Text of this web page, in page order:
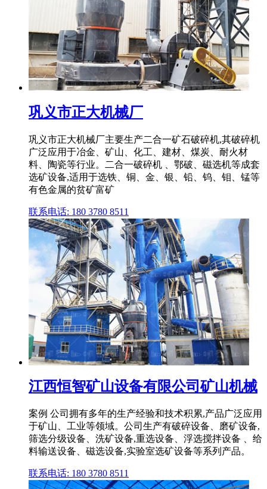
巩义市正大机械厂
巩义市正大机械厂主要生产二合一矿石破碎机,其破碎机
广泛应用于冶金、矿山、化工、建材、煤炭、耐火材
料、陶瓷等行业。二合一破碎机 、鄂破、磁选机等成套
选矿设备,适用于选铁、铜、金、银、铅、钨、钼、锰等
有色金属的贫矿富矿
联系电话: 180 3780 8511
江西恒智矿山设备有限公司矿山机械
案例 公司拥有多年的生产经验和技术积累,产品广泛应用
于矿山、工业等领域。公司生产有破碎设备、磨矿设备,
筛选分级设备、洗矿设备,重选设备、浮选搅拌设备 、给
料输送设备、磁选设备,实验室选矿设备等系列产品。
联系电话: 180 3780 8511